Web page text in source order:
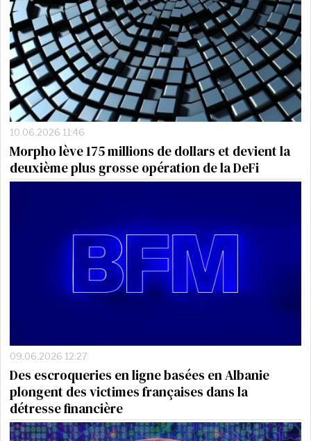
10.06.2026 11:46
Morpho lève 175 millions de dollars et devient la
deuxième plus grosse opération de la DeFi
09.06.2026 12:27
Des escroqueries en ligne basées en Albanie
plongent des victimes françaises dans la
détresse financière